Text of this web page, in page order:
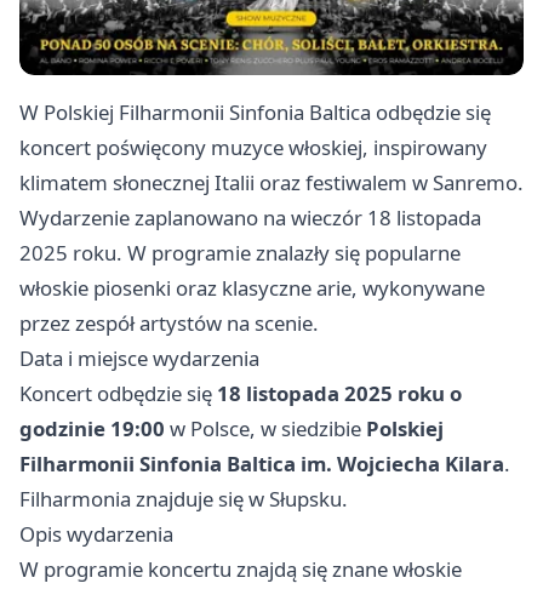
W Polskiej Filharmonii Sinfonia Baltica odbędzie się
koncert poświęcony muzyce włoskiej, inspirowany
klimatem słonecznej Italii oraz festiwalem w Sanremo.
Wydarzenie zaplanowano na wieczór 18 listopada
2025 roku. W programie znalazły się popularne
włoskie piosenki oraz klasyczne arie, wykonywane
przez zespół artystów na scenie.
Data i miejsce wydarzenia
Koncert odbędzie się 18 listopada 2025 roku o
godzinie 19:00 w Polsce, w siedzibie Polskiej
Filharmonii Sinfonia Baltica im. Wojciecha Kilara.
Filharmonia znajduje się w Słupsku.
Opis wydarzenia
W programie koncertu znajdą się znane włoskie